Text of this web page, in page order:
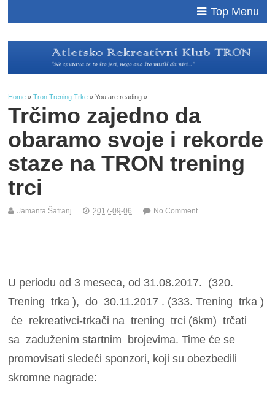
Top Menu
Home »Tron Trening Trke » You are reading »
Trčimo zajedno da
obaramo svoje i rekorde
staze na TRON trening
trci
Jamanta Šafranj 2017-09-06 No Comment
U periodu od 3 meseca, od 31.08.2017. (320.
Trening trka ), do 30.11.2017 . (333. Trening trka )
će rekreativci-trkači na trening trci (6km) trčati
sa zaduženim startnim brojevima. Time će se
promovisati sledeći sponzori, koji su obezbedili
skromne nagrade: